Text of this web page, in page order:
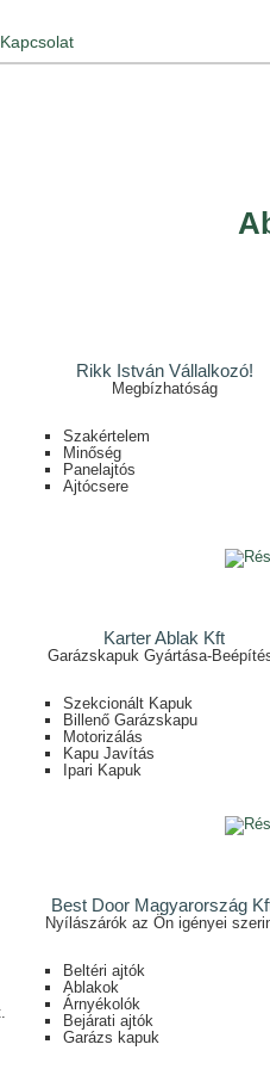
Kapcsolat
Rikk István Vállalkozó!
Megbízhatóság
Szakértelem
Minőség
Panelajtós
Ajtócsere
Karter Ablak Kft
Garázskapuk Gyártása-
Szekcionált Kapuk
Billenő Garázskapu
Motorizálás
Kapu Javítás
Ipari Kapuk
Best Door Magyarország
Nyílászárók az Ön igényei
Beltéri ajtók
Ablakok
Árnyékolók
Bejárati ajtók
Garázs kapuk